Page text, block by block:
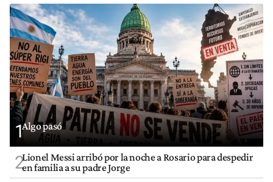
1Algo pasó
2Lionel Messi arribó por la noche a Rosario para despedir
en familia a su padre Jorge